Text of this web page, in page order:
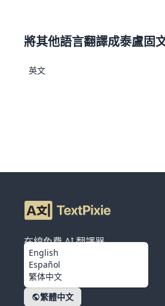
將其他語言翻譯成泰盧固
英文
在線免費 AI 翻譯器
繁體中文
English
Español
繁体中文